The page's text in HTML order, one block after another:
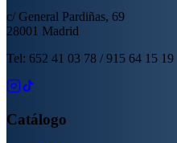
c/ General Pardiñas, 69
28001 Madrid
Tel: 652 41 03 78 / 915 64 15 19
Catálogo